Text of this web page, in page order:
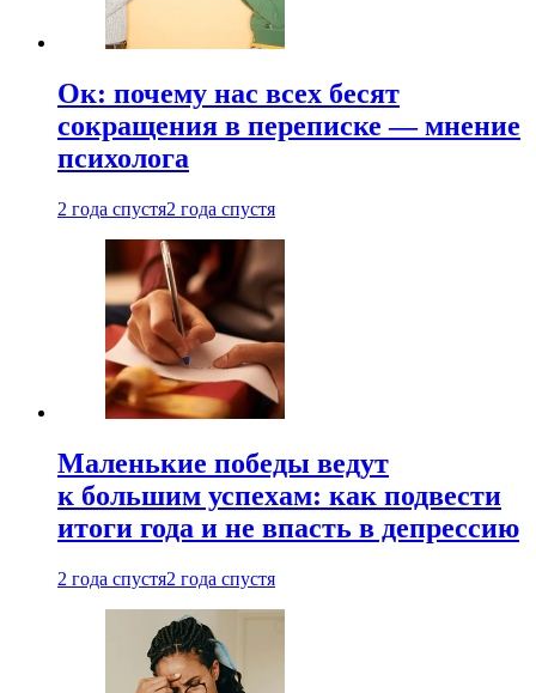
Ок: почему нас всех бесят
сокращения в переписке — мнение
психолога
2 года спустя2 года спустя
Маленькие победы ведут
к большим успехам: как подвести
итоги года и не впасть в депрессию
2 года спустя2 года спустя